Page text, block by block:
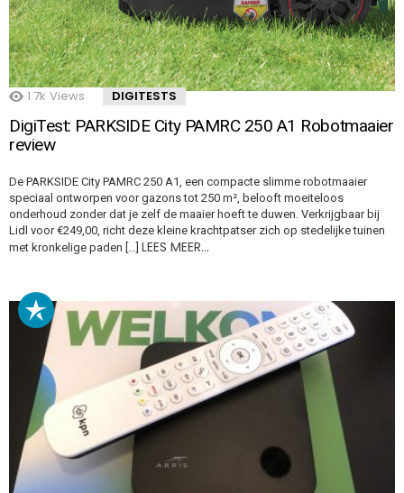
1.7k Views DIGITESTS
DigiTest: PARKSIDE City PAMRC 250 A1 Robotmaaier
review
De PARKSIDE City PAMRC 250 A1, een compacte slimme robotmaaier
speciaal ontworpen voor gazons tot 250 m², belooft moeiteloos
onderhoud zonder dat je zelf de maaier hoeft te duwen. Verkrijgbaar bij
Lidl voor €249,00, richt deze kleine krachtpatser zich op stedelijke tuinen
met kronkelige paden […] LEES MEER…